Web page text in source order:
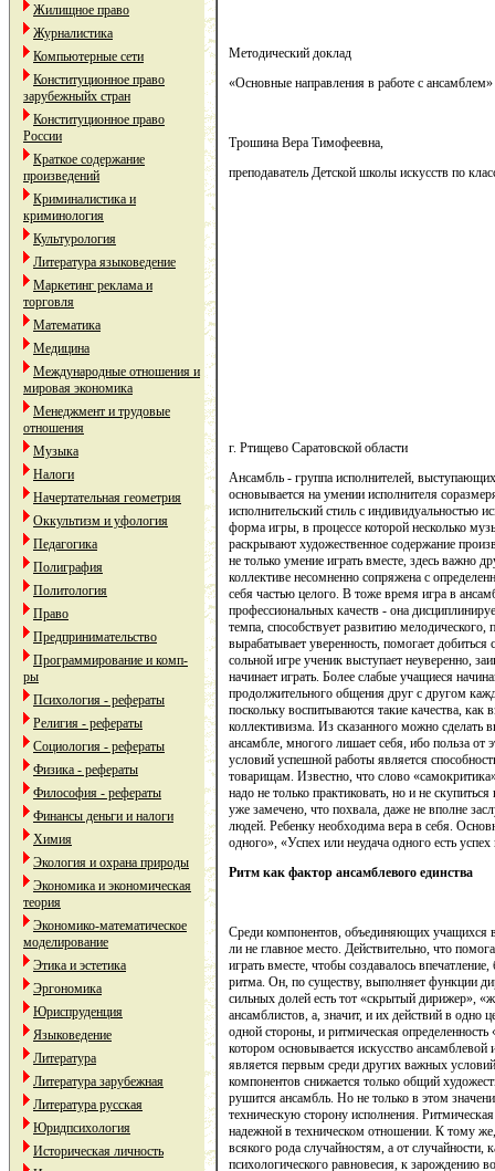
Жилищное право
Журналистика
Компьютерные сети
Конституционное право
зарубежныйх стран
Конституционное право
России
Краткое содержание
произведений
Криминалистика и
криминология
Культурология
Литература языковедение
Маркетинг реклама и
торговля
Математика
Медицина
Международные отношения и
мировая экономика
Менеджмент и трудовые
отношения
Музыка
Налоги
Начертательная геометрия
Оккультизм и уфология
Педагогика
Полиграфия
Политология
Право
Предпринимательство
Программирование и комп-
ры
Психология - рефераты
Религия - рефераты
Социология - рефераты
Физика - рефераты
Философия - рефераты
Финансы деньги и налоги
Химия
Экология и охрана природы
Экономика и экономическая
теория
Экономико-математическое
моделирование
Этика и эстетика
Эргономика
Юриспруденция
Языковедение
Литература
Литература зарубежная
Литература русская
Юридпсихология
Историческая личность
Методический доклад
«Основные направления в работе с ансамблем»
Трошина Вера Тимофеевна,
преподаватель Детской школы искусств по
г. Ртищево Саратовской области
Ансамбль - группа исполнителей,
основывается на умении исполнителя
исполнительский стиль с индивидуальностью
форма игры, в процессе которой несколько
раскрывают художественное содержание
не только умение играть вместе, здесь важно
коллективе несомненно сопряжена с
себя частью целого. В тоже время игра в
профессиональных качеств - она
темпа, способствует развитию мелодического,
вырабатывает уверенность, помогает добиться
сольной игре ученик выступает неуверенно,
начинает играть. Более слабые учащиеся
продолжительного общения друг с другом
поскольку воспитываются такие качества,
коллективизма. Из сказанного можно сделать
ансамбле, многого лишает себя, ибо польза
условий успешной работы является
товарищам. Известно, что слово
надо не только практиковать, но и не
уже замечено, что похвала, даже не вполне
людей. Ребенку необходима вера в себя.
одного», «Успех или неудача одного есть успех
Ритм как фактор ансамблевого единства
Среди компонентов, объединяющих учащихся
ли не главное место. Действительно, что
играть вместе, чтобы создавалось
ритма. Он, по существу, выполняет функции
сильных долей есть тот «скрытый дирижер»,
ансамблистов, а, значит, и их действий в
одной стороны, и ритмическая
котором основывается искусство
является первым среди других важных
компонентов снижается только общий
рушится ансамбль. Но не только в этом
техническую сторону исполнения.
надежной в техническом отношении. К тому
всякого рода случайностям, а от случайности,
психологического равновесия, к зарождению